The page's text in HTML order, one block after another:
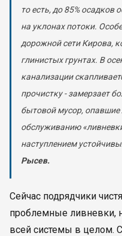
то есть, до 85% осадков
на уклонах потоки.
дорожной сети Кирова,
глинистых грунтах. В
канализации
прочистку - замерзает
бытовой мусор,
обслуживанию
наступлением
Рысев.
Сейчас подрядчики
проблемные ливневки,
всей системы в целом.